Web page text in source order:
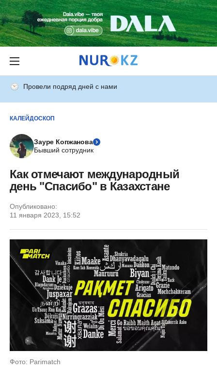
Провели подряд дней с нами
КАЛЕЙДОСКОП
Зауре Копжанова
Бывший сотрудник
Как отмечают международный
день "Спасибо" в Казахстане
Опубликовано:
11 января 2023, 15:52
Фото: Parimatch